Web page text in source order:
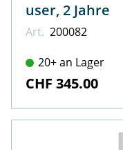
user, 2 Jahre
Art. 200082
20+ an Lager
CHF 345.00